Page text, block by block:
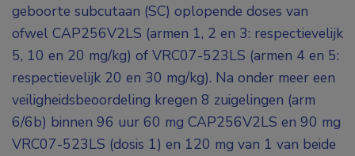
geboorte subcutaan (SC) oplopende doses van
ofwel CAP256V2LS (armen 1, 2 en 3: respectievelijk
5, 10 en 20 mg/kg) of VRC07-523LS (armen 4 en 5:
respectievelijk 20 en 30 mg/kg). Na onder meer een
veiligheidsbeoordeling kregen 8 zuigelingen (arm
6/6b) binnen 96 uur 60 mg CAP256V2LS en 90 mg
VRC07-523LS (dosis 1) en 120 mg van 1 van beide